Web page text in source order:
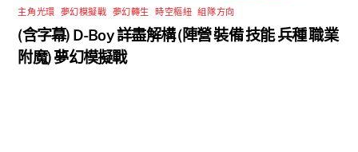
主角光環 夢幻模擬戰 夢幻轉生 ,時空樞紐 ,組隊方向
(含字幕) D-Boy 詳盡解構 (陣營 裝備 技能 兵種 職業
附魔) 夢幻模擬戰